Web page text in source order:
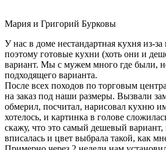
Мария и Григорий Бурковы
У нас в доме нестандартная кухня из-
поэтому готовые кухни (хоть они и
вариант. Мы с мужем много где были,
подходящего варианта.
После всех походов по торговым
на заказ под наши размеры. Вызвали
обмерил, посчитал, нарисовал кухню
хотелось, и картинка в голове
скажу, что это самый дешевый вариант,
вписалась и цвет выбрала такой, как